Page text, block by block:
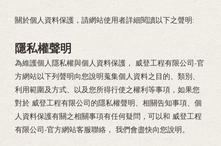
關於個人資料保護，請網站使用者詳細閱讀以下之聲明:
隱私權聲明
為維護個人隱私權與個人資料保護， 威登工程有限公司-官
方網站以下列聲明向您說明蒐集個人資料之目的、類別、
利用範圍及方式、以及您所得行使之權利等事項，如果您
對於 威登工程有限公司的隱私權聲明、相關告知事項、個
人資料保護有關之相關事項有任何疑問，可以和 威登工程
有限公司-官方網站客服聯絡， 我們會盡快向您說明。